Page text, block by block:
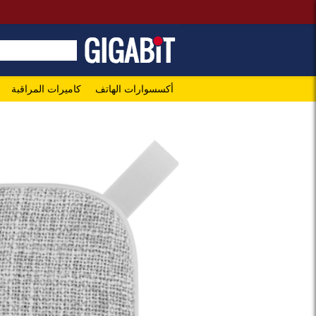
أكسسوارات الهاتف كاميرات المراقبة